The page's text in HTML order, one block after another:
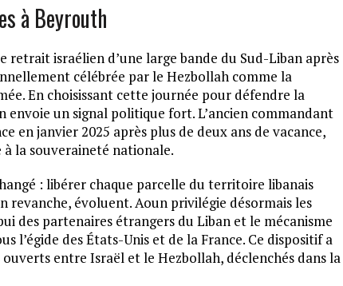
à Beyrouth
retrait israélien d’une large bande du Sud-Liban après
célébrée par le Hezbollah comme la
En choisissant cette journée pour défendre la
un signal politique fort. L’ancien commandant
en janvier 2025 après plus de deux ans de vacance,
la souveraineté nationale.
: libérer chaque parcelle du territoire libanais
revanche, évoluent. Aoun privilégie désormais les
des partenaires étrangers du Liban et le mécanisme
l’égide des États-Unis et de la France. Ce dispositif a
entre Israël et le Hezbollah, déclenchés dans la